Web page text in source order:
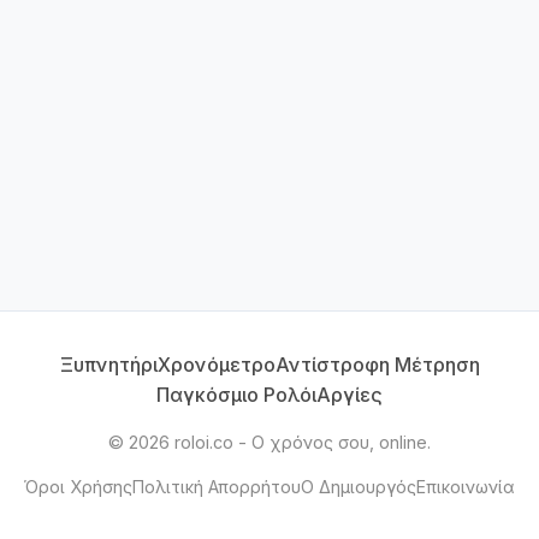
ΞυπνητήριΧρονόμετροΑντίστροφη Μέτρηση
Παγκόσμιο ΡολόιΑργίες
© 2026 roloi.co - Ο χρόνος σου, online.
Όροι ΧρήσηςΠολιτική ΑπορρήτουΟ ΔημιουργόςΕπικοινωνία